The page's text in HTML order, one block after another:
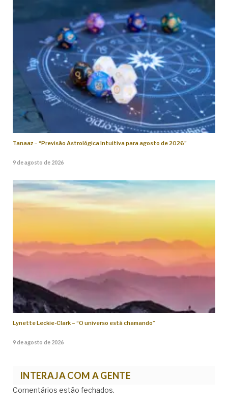
Tanaaz – “Previsão Astrológica Intuitiva para agosto de 2026”
9 de agosto de 2026
Lynette Leckie-Clark – “O universo está chamando”
9 de agosto de 2026
INTERAJA COM A GENTE
Comentários estão fechados.